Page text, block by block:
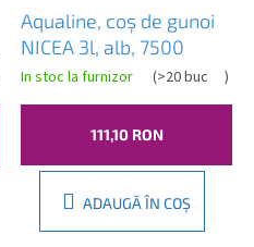
Aqualine, coș de gunoi
NICEA 3l, alb, 7500
In stoc la furnizor (>20 buc )
111,10 RON
ADAUGĂ ÎN COŞ